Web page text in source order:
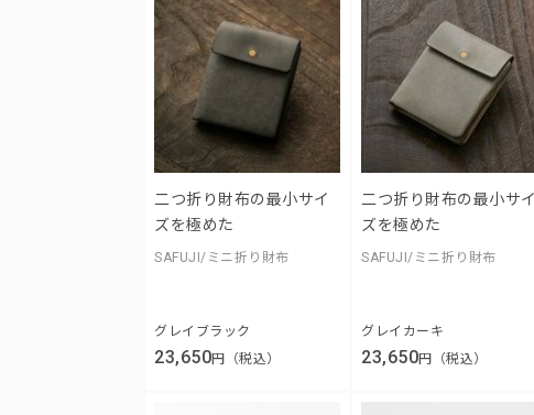
二つ折り財布の最小サイ
ズを極めた
SAFUJI/ミニ折り財布
グレイブラック
23,650円（税込）
二つ折り財布の最小サイ
ズを極めた
SAFUJI/ミニ折り財布
グレイカーキ
23,650円（税込）